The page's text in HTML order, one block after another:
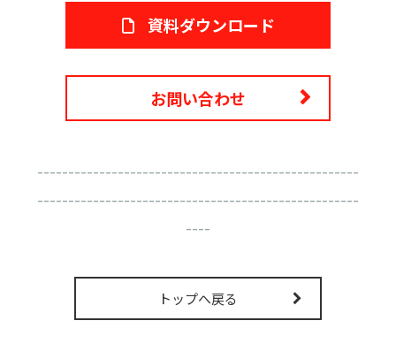
資料ダウンロード
お問い合わせ
----------------------------------------------------
----------------------------------------------------
----
トップへ戻る